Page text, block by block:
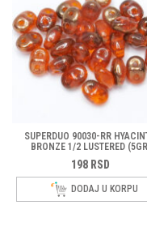
SUPERDUO 90030-RR
BRONZE 1/2 LUSTERED
198 RSD
DODAJ U KORPU